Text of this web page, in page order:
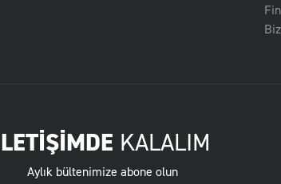
KALALIM
Aylık bültenimize abone olun